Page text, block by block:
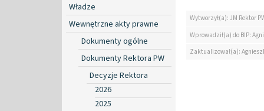
Władze
Wewnętrzne akty prawne
Dokumenty ogólne
Dokumenty Rektora PW
Decyzje Rektora
2026
2025
Wytworzył(a): JM Rektor
Wprowadził(a) do BIP:
Zaktualizował(a):